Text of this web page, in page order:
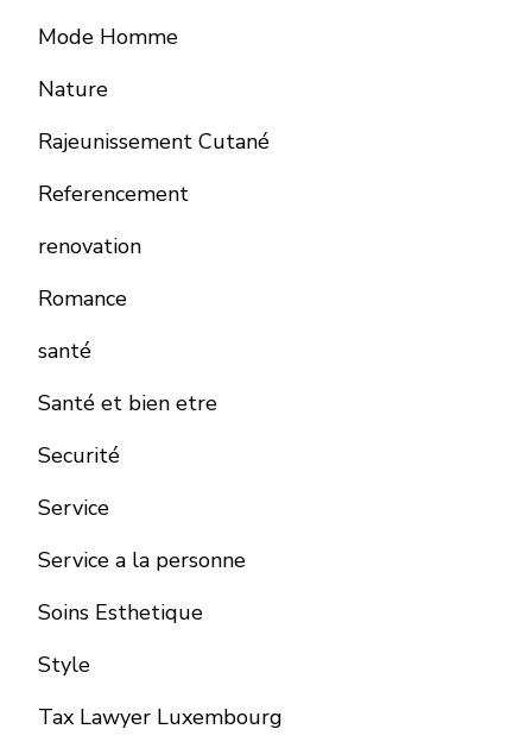
Mode Homme
Nature
Rajeunissement Cutané
Referencement
renovation
Romance
santé
Santé et bien etre
Securité
Service
Service a la personne
Soins Esthetique
Style
Tax Lawyer Luxembourg